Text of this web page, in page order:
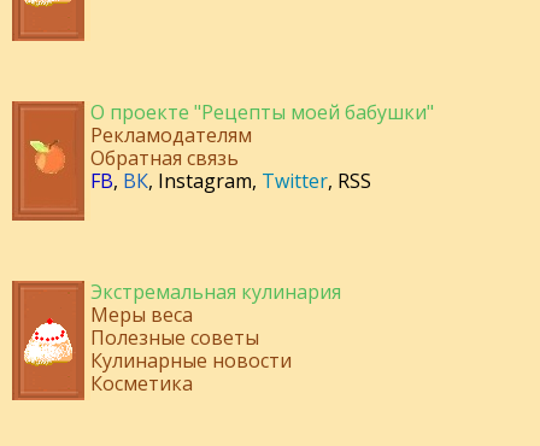
О проекте "Рецепты моей бабушки"
Рекламодателям
Обратная связь
FB, ВК, Instagram, Twitter, RSS
Экстремальная кулинария
Меры веса
Полезные советы
Кулинарные новости
Косметика